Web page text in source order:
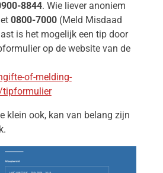
8844. Wie liever anoniem
0800-7000(Meld Misdaad
is het mogelijk een tip door
op de website van de
of-melding-
klein ook, kan van belang zijn